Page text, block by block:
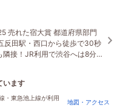
売れた宿大賞 都道府県部門
反田駅・西口から徒歩で30秒
接！JR利用で渋谷へは8分、
やTOCビルへも好アクセス！
います
した
・東急池上線が利用
地図・アクセス